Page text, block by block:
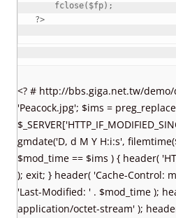
fclose( $fp) ;
?>
<? # http://bbs.giga.net.tw/
'Peacock.jpg'; $ims =
gmdate('D, d M Y H:i:s',
$mod_time == $ims ) { header(
); exit; } header( 'Cache-Control:
'Last-Modified: ' . $mod_time );
application/octet-stream' );